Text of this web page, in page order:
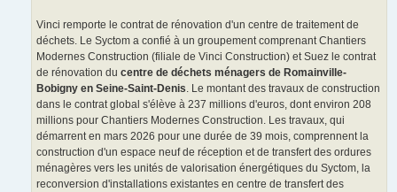
Vinci remporte le contrat de rénovation d'un centre de traitement de
déchets. Le Syctom a confié à un groupement comprenant Chantiers
Modernes Construction (filiale de Vinci Construction) et Suez le contrat
de rénovation du centre de déchets ménagers de Romainville-
Bobigny en Seine-Saint-Denis. Le montant des travaux de construction
dans le contrat global s'élève à 237 millions d'euros, dont environ 208
millions pour Chantiers Modernes Construction. Les travaux, qui
démarrent en mars 2026 pour une durée de 39 mois, comprennent la
construction d'un espace neuf de réception et de transfert des ordures
ménagères vers les unités de valorisation énergétiques du Syctom, la
reconversion d'installations existantes en centre de transfert des